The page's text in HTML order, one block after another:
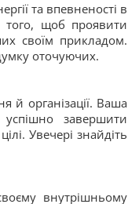
та впевненості в
щоб проявити
своїм прикладом.
оточуючих.
й організації. Ваша
завершити
Увечері знайдіть
внутрішньому